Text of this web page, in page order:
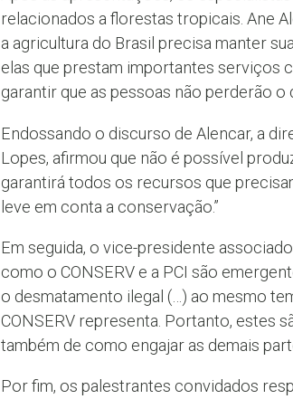
relacionados a florestas tropicais. Ane
a agricultura do Brasil precisa manter
elas que prestam importantes serviços
garantir que as pessoas não perderão o
Endossando o discurso de Alencar, a
Lopes, afirmou que não é possível
garantirá todos os recursos que
leve em conta a conservação.”
Em seguida, o vice-presidente
como o CONSERV e a PCI são
o desmatamento ilegal (…) ao mesmo
CONSERV representa. Portanto, estes
também de como engajar as demais
Por fim, os palestrantes convidados